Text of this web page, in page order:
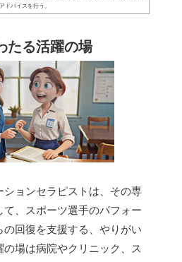
ドバイスを行う。
たる活躍の場
ションセラピストは、その専
て、スポーツ選手のパフォー
の回復を支援する、やりがい
場は病院やクリニック、ス